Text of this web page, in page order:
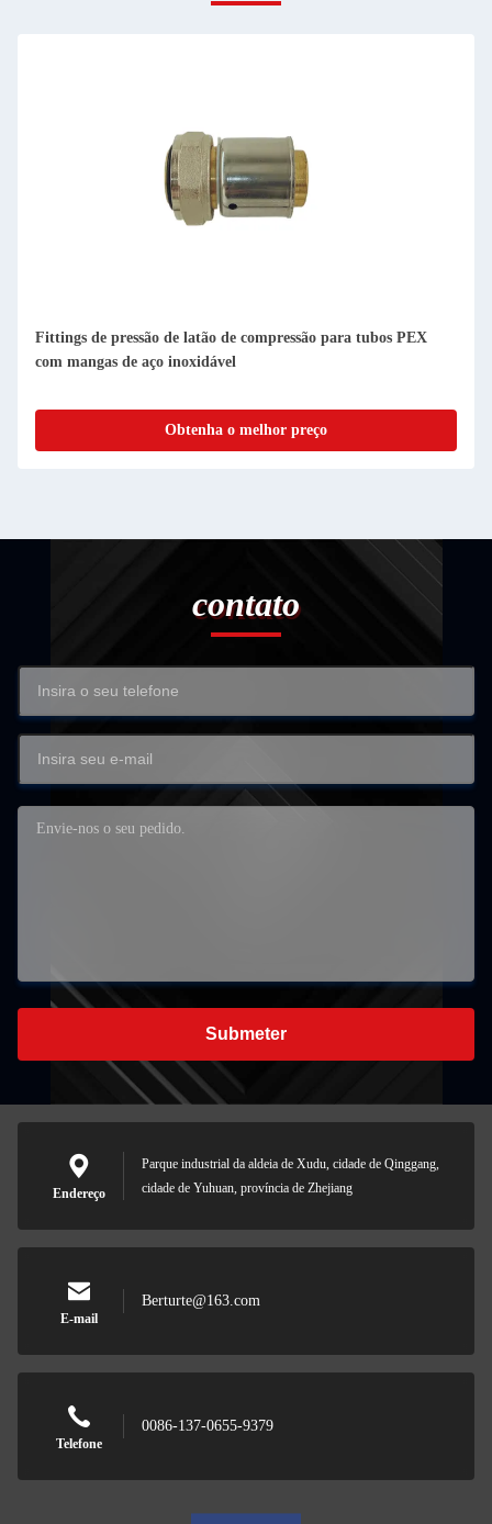
Fittings de pressão de latão de compressão para tubos PEX
com mangas de aço inoxidável
Obtenha o melhor preço
contato
Submeter
Endereço
Parque industrial da aldeia de Xudu, cidade de Qinggang,
cidade de Yuhuan, província de Zhejiang
E-mail
Berturte@163.com
Telefone
0086-137-0655-9379